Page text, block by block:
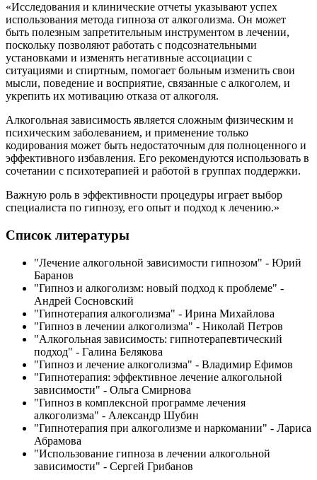
«Исследования и клинические отчеты указывают успех
использования метода гипноза от алкоголизма. Он может
быть полезным запретительным инструментом в лечении,
поскольку позволяют работать с подсознательными
установками и изменять негативные ассоциации с
ситуациями и спиртным, помогает больным изменить свои
мысли, поведение и восприятие, связанные с алкоголем, и
укрепить их мотивацию отказа от алкоголя.
Алкогольная зависимость является сложным физическим и
психическим заболеванием, и применение только
кодирования может быть недостаточным для полноценного и
эффективного избавления. Его рекомендуются использовать в
сочетании с психотерапией и работой в группах поддержки.
Важную роль в эффективности процедуры играет выбор
специалиста по гипнозу, его опыт и подход к лечению.»
Список литературы
"Лечение алкогольной зависимости гипнозом" - Юрий
Баранов
"Гипноз и алкоголизм: новый подход к проблеме" -
Андрей Сосновский
"Гипнотерапия алкоголизма" - Ирина Михайлова
"Гипноз в лечении алкоголизма" - Николай Петров
"Алкогольная зависимость: гипнотерапевтический
подход" - Галина Белякова
"Гипноз и лечение алкоголизма" - Владимир Ефимов
"Гипнотерапия: эффективное лечение алкогольной
зависимости" - Ольга Смирнова
"Гипноз в комплексной программе лечения
алкоголизма" - Александр Шубин
"Гипнотерапия при алкоголизме и наркомании" - Лариса
Абрамова
"Использование гипноза в лечении алкогольной
зависимости" - Сергей Грибанов